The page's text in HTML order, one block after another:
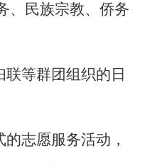
、民族宗教、侨务
等群团组织的日
志愿服务活动，